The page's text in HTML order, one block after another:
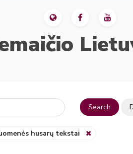
Search
husarų tekstai